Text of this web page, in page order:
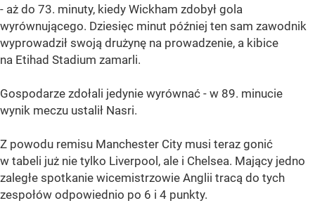
- aż do 73. minuty, kiedy Wickham zdobył gola
wyrównującego. Dziesięc minut później ten sam zawodnik
wyprowadził swoją drużynę na prowadzenie, a kibice
na Etihad Stadium zamarli.
Gospodarze zdołali jedynie wyrównać - w 89. minucie
wynik meczu ustalił Nasri.
Z powodu remisu Manchester City musi teraz gonić
w tabeli już nie tylko Liverpool, ale i Chelsea. Mający jedno
zaległe spotkanie wicemistrzowie Anglii tracą do tych
zespołów odpowiednio po 6 i 4 punkty.